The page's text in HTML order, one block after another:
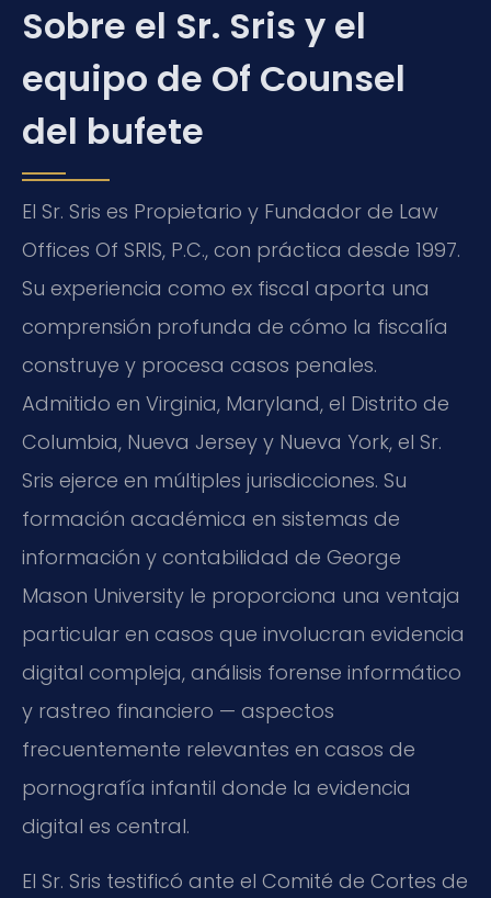
Sobre el Sr. Sris y el
equipo de Of Counsel
del bufete
El Sr. Sris es Propietario y Fundador de Law
Offices Of SRIS, P.C., con práctica desde 1997.
Su experiencia como ex fiscal aporta una
comprensión profunda de cómo la fiscalía
construye y procesa casos penales.
Admitido en Virginia, Maryland, el Distrito de
Columbia, Nueva Jersey y Nueva York, el Sr.
Sris ejerce en múltiples jurisdicciones. Su
formación académica en sistemas de
información y contabilidad de George
Mason University le proporciona una ventaja
particular en casos que involucran evidencia
digital compleja, análisis forense informático
y rastreo financiero — aspectos
frecuentemente relevantes en casos de
pornografía infantil donde la evidencia
digital es central.
El Sr. Sris testificó ante el Comité de Cortes de